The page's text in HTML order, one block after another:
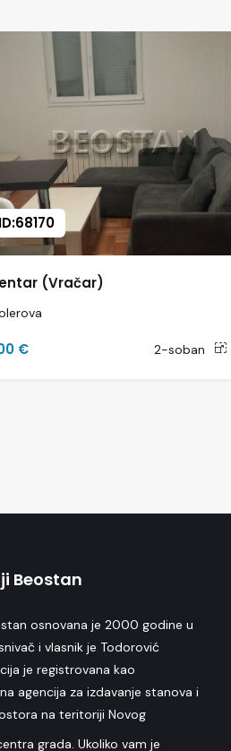
ID:68170
(Vračar)
€ 2-soban
Beostan
osnovana je 2000 godine u
i vlasnik je Todorović
je registrovana kao
agencija za izdavanje stanova i
na teritoriji Novog
grada. Ukoliko vam je